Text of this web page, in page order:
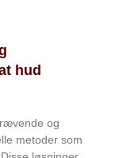
hud
og
metoder som